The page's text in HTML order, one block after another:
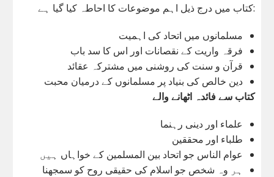
کتاب میں درج ذیل اہم موضوعات کا احاطہ کیا گیا ہے:
مسلمانوں میں اتحاد کی اہمیت
فرقہ واریت کے نقصانات اور اس کا سد باب
قرآن و سنت کی روشنی میں مشترکہ عقائد
دین خالص کی بنیاد پر مسلمانوں کے درمیان محبت
کتاب سے فائدہ اٹھانے والے
علماء اور دینی رہنما
طلباء اور محققین
عوام الناس جو اتحاد بین المسلمین کے خواہاں ہیں
ہر وہ شخص جو اسلام کی حقیقی روح کو سمجھنا